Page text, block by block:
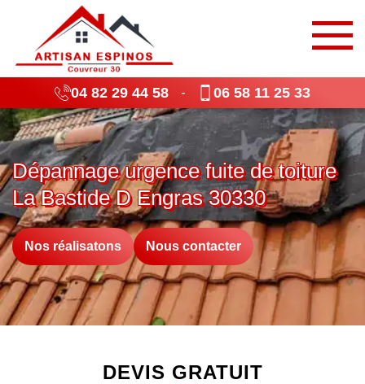
04 82 29 44 58 - 06 58 11 25 33
Dépannage urgence fuite de toiture
La Bastide D Engras 30330
Nos réalisatons Nous contacter
DEVIS GRATUIT